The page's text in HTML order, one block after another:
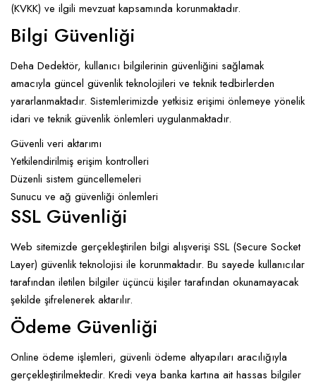
(KVKK) ve ilgili mevzuat kapsamında korunmaktadır.
Bilgi Güvenliği
Deha Dedektör, kullanıcı bilgilerinin güvenliğini sağlamak
amacıyla güncel güvenlik teknolojileri ve teknik tedbirlerden
yararlanmaktadır. Sistemlerimizde yetkisiz erişimi önlemeye yönelik
idari ve teknik güvenlik önlemleri uygulanmaktadır.
Güvenli veri aktarımı
Yetkilendirilmiş erişim kontrolleri
Düzenli sistem güncellemeleri
Sunucu ve ağ güvenliği önlemleri
SSL Güvenliği
Web sitemizde gerçekleştirilen bilgi alışverişi SSL (Secure Socket
Layer) güvenlik teknolojisi ile korunmaktadır. Bu sayede kullanıcılar
tarafından iletilen bilgiler üçüncü kişiler tarafından okunamayacak
şekilde şifrelenerek aktarılır.
Ödeme Güvenliği
Online ödeme işlemleri, güvenli ödeme altyapıları aracılığıyla
gerçekleştirilmektedir. Kredi veya banka kartına ait hassas bilgiler